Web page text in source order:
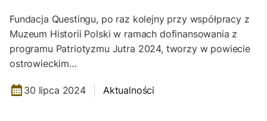
Fundacja Questingu, po raz kolejny przy współpracy z
Muzeum Historii Polski w ramach dofinansowania z
programu Patriotyzmu Jutra 2024, tworzy w powiecie
ostrowieckim…
30 lipca 2024 Aktualności